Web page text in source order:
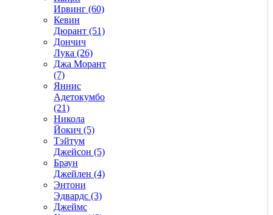
Ирвинг (60)
Кевин
Дюрант (51)
Дончич
Лука (26)
Джа Морант
(7)
Яннис
Адетокумбо
(21)
Никола
Йокич (5)
Тэйтум
Джейсон (5)
Браун
Джейлен (4)
Энтони
Эдвардс (3)
Джеймс